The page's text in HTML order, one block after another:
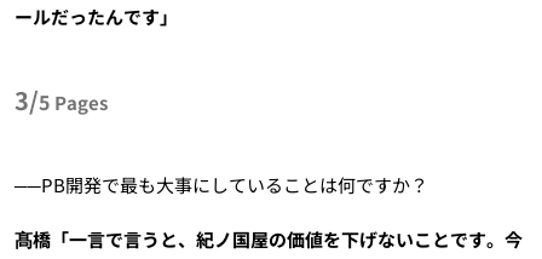
ールだったんです」
3/5 Pages
──PB開発で最も大事にしていることは何ですか？
髙橋「一言で言うと、紀ノ国屋の価値を下げないことです。今